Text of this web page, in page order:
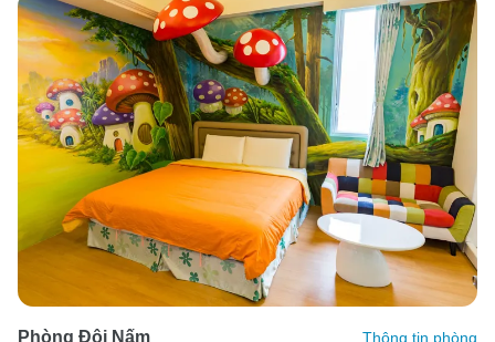
Phòng Đôi Nấm Thông tin phòng